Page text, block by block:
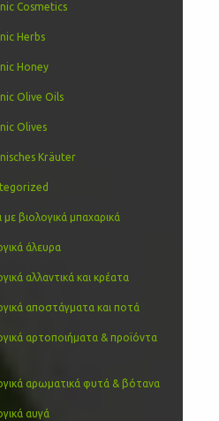
Cosmetics
Herbs
Honey
Olive Oils
Olives
Kräuter
με βιολογικά μπαχαρικά
άλευρα
αλλαντικά και κρέατα
αποστάγματα και ποτά
αρτοποιήματα & προϊόντα
αρωματικά φυτά & βότανα
αυγά